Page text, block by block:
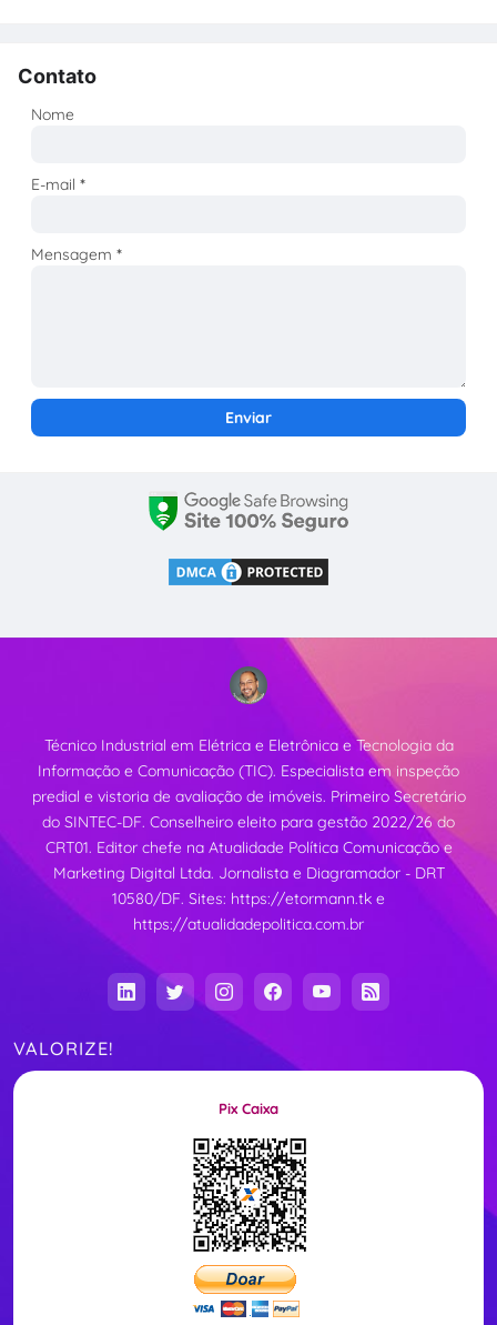
Contato
Nome
E-mail*
Mensagem*
Técnico Industrial em Elétrica e Eletrônica e Tecnologia da
Informação e Comunicação (TIC). Especialista em inspeção
predial e vistoria de avaliação de imóveis. Primeiro Secretário
do SINTEC-DF. Conselheiro eleito para gestão 2022/26 do
CRT01. Editor chefe na Atualidade Política Comunicação e
Marketing Digital Ltda. Jornalista e Diagramador - DRT
10580/DF. Sites: https://etormann.tk e
https://atualidadepolitica.com.br
VALORIZE!
Pix Caixa